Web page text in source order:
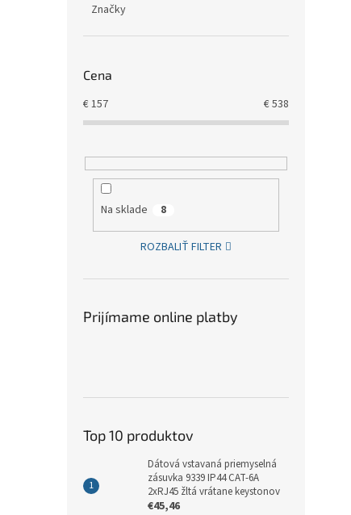
Značky
Cena
€157 €538
Na sklade 8
ROZBALIŤ FILTER
Prijímame online platby
Top 10 produktov
Dátová vstavaná priemyselná
zásuvka 9339 IP44 CAT-6A
2xRJ45 žltá vrátane keystonov
€45,46